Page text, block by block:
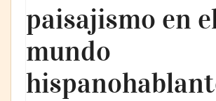
paisajismo en
mundo